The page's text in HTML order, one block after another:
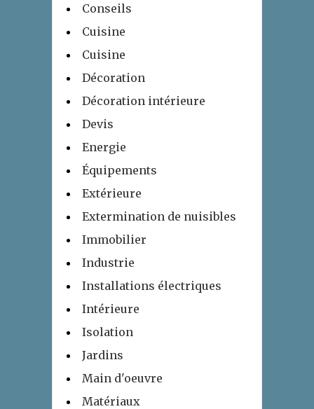
Conseils
Cuisine
Cuisine
Décoration
Décoration intérieure
Devis
Energie
Équipements
Extérieure
Extermination de nuisibles
Immobilier
Industrie
Installations électriques
Intérieure
Isolation
Jardins
Main d'oeuvre
Matériaux